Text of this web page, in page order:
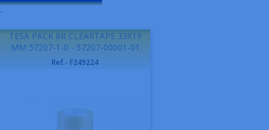
-
TESA PACK 8R CLEARTAPE 33X19
MM 57207-1-0 - 57207-00001-01
Ref.- F249224